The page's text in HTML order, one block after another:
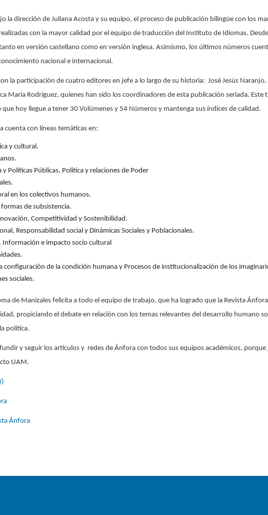
la dirección de Juliana Acosta y su equipo, el proceso de publicación bilingüe con los
con la mayor calidad por el equipo de traducción del Instituto de Idiomas.
en versión castellano como en versión inglesa. Asimismo, los últimos números
nacional e internacional.
la participación de cuatro editores en jefe a lo largo de su historia: José Jesús Naranjo,
María Rodríguez, quienes han sido los coordinadores de esta publicación seriada. Este
hoy llegue a tener 30 Volúmenes y 54 Números y mantenga sus índices de calidad.
cuenta con líneas temáticas en:
y cultural.
y Políticas Públicas, Política y relaciones de Poder
en los colectivos humanos.
de subsistencia.
Competitividad y Sostenibilidad.
Responsabilidad social y Dinámicas Sociales y Poblacionales.
Información e impacto socio cultural
configuración de la condición humana y Procesos de institucionalización de los
sociales.
de Manizales felicita a todo el equipo de trabajo, que ha logrado que la Revista
propiciando el debate en relación con los temas relevantes del desarrollo humano
política.
y seguir los artículos y redes de Ánfora con todos sus equipos académicos,
UAM.
Ánfora